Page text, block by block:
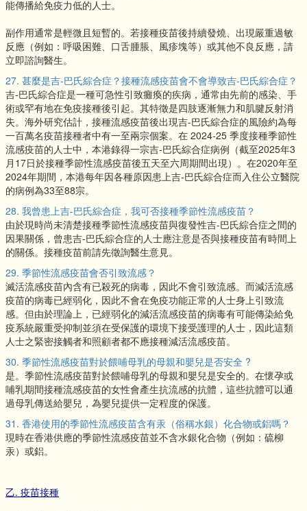
能傳播給免疫力低的人士。
副作用通常是輕微且短暫的。若接種疫苗後持續發燒、出現嚴重過敏
反應（例如：呼吸困難、口舌腫脹、風疹塊等）或其他不良反應，請
立即諮詢醫生。
27. 甚麼是吉-巴氏綜合症？接種流感疫苗會不會導致吉-巴氏綜合症？
吉-巴氏綜合症是一種可急性引致癱瘓的疾病，通常由先前的感染、手
術或罕有地在免疫接種後引起。其特徵是四肢逐漸無力和肌腱反射消
失。海外研究估計，接種流感疫苗後出現吉-巴氏綜合症的風險約為每
一百萬名疫苗接種者中有一至兩宗個案。在 2024-25 季度接種季節性
流感疫苗的人士中，本港錄得一宗吉-巴氏綜合症病例（截至2025年3
月17日於接種季節性流感疫苗後五天至六周期間出現）。在2020年至
2024年期間，本港每年因各種原因患上吉-巴氏綜合症而入住公立醫院
的病例為33至88宗。
28. 我曾患上吉-巴氏綜合症，我可否接種季節性流感疫苗？
由於現時尚未清楚接種季節性流感疫苗與復發性吉-巴氏綜合症之間的
因果關係，曾患吉-巴氏綜合症的人士應注意是否與接種疫苗有時間上
的關係。接種疫苗前請先徵詢醫生意見。
29. 季節性流感疫苗會否引致流感？
滅活流感疫苗內含有已殺死的病毒，因此不會引致流感。而減活流感
疫苗的病毒已經弱化，因此不會在免疫功能正常的人士身上引致流
感。但由於理論上，已經弱化的減活流感疫苗的病毒有可能傳染給免
疫系統嚴重受抑制並須在受保護的環境下接受護理的人士，因此這類
人士之緊密接觸者和照顧者都不應接種減活流感疫苗。
30. 季節性流感疫苗對於餵哺母乳的母親和嬰兒是否安全 ?
是。季節性流感疫苗對於餵哺母乳的母親和嬰兒是安全的。在懷孕或
哺乳期間接種流感疫苗的女性會產生抗流感的抗體，這些抗體可以通
過母乳傳送給嬰兒，為嬰兒提供一定程度的保護。
31. 香港使用的季節性流感疫苗含有汞（俗稱水銀）化合物或鋁嗎？
現時在香港供應的季節性流感疫苗並不含水銀化合物（例如：硫柳
汞）或鋁。
乙. 疫苗接種